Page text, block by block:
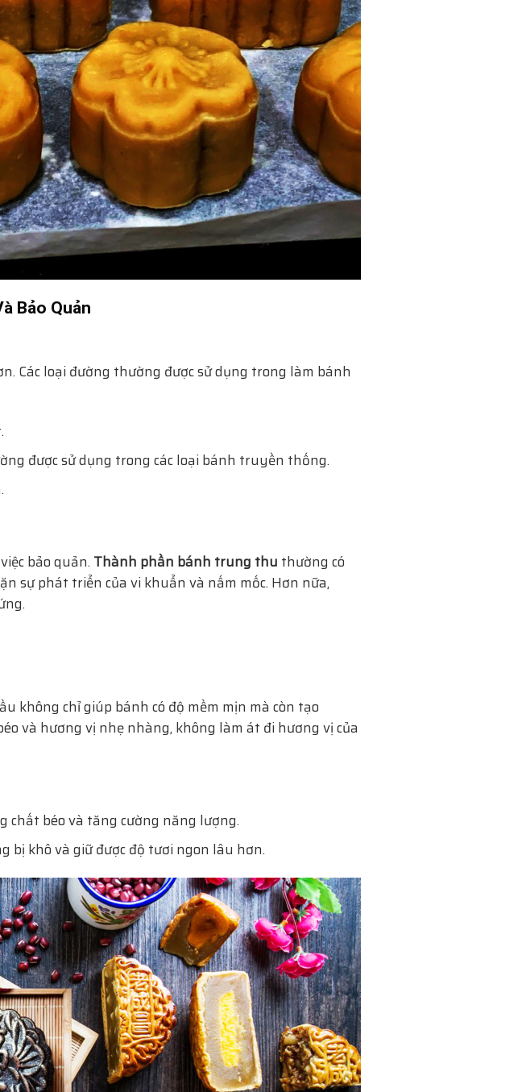
Bảo Quản
Các loại đường thường được sử dụng trong làm bánh
được sử dụng trong các loại bánh truyền thống.
bảo quản. Thành phần bánh trung thu thường có
sự phát triển của vi khuẩn và nấm mốc. Hơn nữa,
không chỉ giúp bánh có độ mềm mịn mà còn tạo
và hương vị nhẹ nhàng, không làm át đi hương vị của
chất béo và tăng cường năng lượng.
bị khô và giữ được độ tươi ngon lâu hơn.